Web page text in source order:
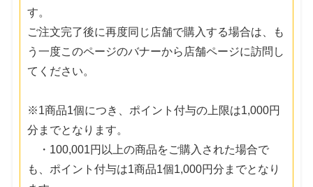
す。
ご注文完了後に再度同じ店舗で購入する場合は、も
う一度このページのバナーから店舗ページに訪問し
てください。
※1商品1個につき、ポイント付与の上限は1,000円
分までとなります。
・100,001円以上の商品をご購入された場合で
も、ポイント付与は1商品1個1,000円分までとなり